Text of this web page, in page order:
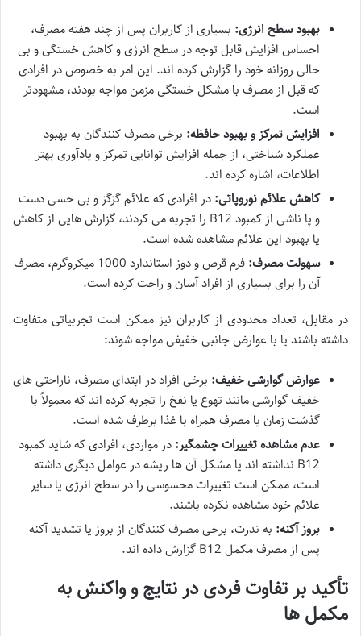
بهبود سطح انرژی: بسیاری از کاربران پس از چند هفته مصرف،
احساس افزایش قابل توجه در سطح انرژی و کاهش خستگی و بی
حالی روزانه خود را گزارش کرده اند. این امر به خصوص در افرادی
که قبل از مصرف با مشکل خستگی مزمن مواجه بودند، مشهودتر
است.
افزایش تمرکز و بهبود حافظه: برخی مصرف کنندگان به بهبود
عملکرد شناختی، از جمله افزایش توانایی تمرکز و یادآوری بهتر
اطلاعات، اشاره کرده اند.
کاهش علائم نوروپاتی: در افرادی که علائم گزگز و بی حسی دست
و پا ناشی از کمبود B12 را تجربه می کردند، گزارش هایی از کاهش
یا بهبود این علائم مشاهده شده است.
سهولت مصرف:
فرم قرص و دوز استاندارد 1000 میکروگرم، مصرف
آن را برای بسیاری از افراد آسان و راحت کرده است.
در مقابل، تعداد محدودی از کاربران نیز ممکن است تجربیاتی متفاوت
داشته باشند یا با عوارض جانبی خفیفی مواجه شوند:
عوارض گوارشی خفیف: برخی افراد در ابتدای مصرف، ناراحتی های
خفیف گوارشی مانند تهوع یا نفخ را تجربه کرده اند که معمولاً با
گذشت زمان یا مصرف همراه با غذا برطرف شده است.
عدم مشاهده تغییرات چشمگیر: در مواردی، افرادی که شاید کمبود
B12 نداشته اند یا مشکل آن ها ریشه در عوامل دیگری داشته
است، ممکن است تغییرات محسوسی را در سطح انرژی یا سایر
علائم خود مشاهده نکرده باشند.
بروز آکنه: به ندرت، برخی مصرف کنندگان از بروز یا تشدید آکنه
پس از مصرف مکمل B12 گزارش داده اند.
تأکید بر تفاوت فردی در نتایج و واکنش به
مکمل ها